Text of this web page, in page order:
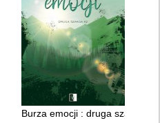
Burza emocji : druga szansa #2